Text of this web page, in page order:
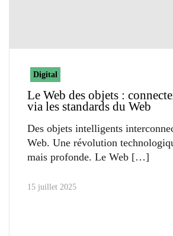
Digital
Le Web des objets :
via les standards du Web
Des objets intelligents
Web. Une révolution
mais profonde. Le Web
15 juillet 2025